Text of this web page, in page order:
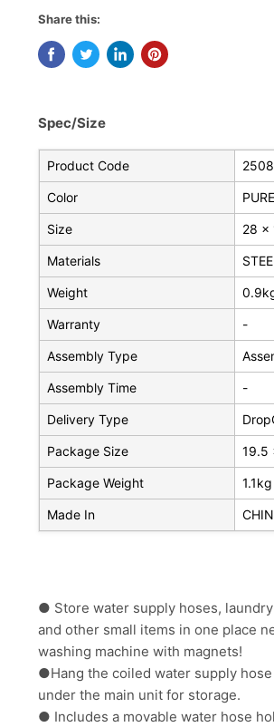
Share this:
Spec/Size
Product Code
Color
Size 28 x
Materials
Weight
Warranty -
Assembly Type
Assembly Time -
Delivery Type
Package Size 19.5
Package Weight 1.1kg
Made In
● Store water supply hoses,
and other small items in one place
washing machine with magnets!
●Hang the coiled water supply
under the main unit for storage.
● Includes a movable water hose